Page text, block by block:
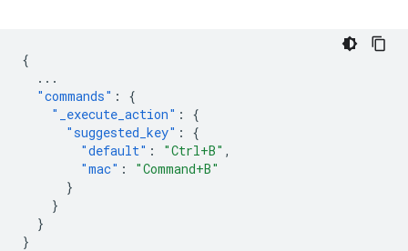
{
...
"commands" :
{
"_execute_action" :
{
"suggested_key" :
{
"default" : "Ctrl+B" ,
"mac" :
"Command+B"
}
}
}
}